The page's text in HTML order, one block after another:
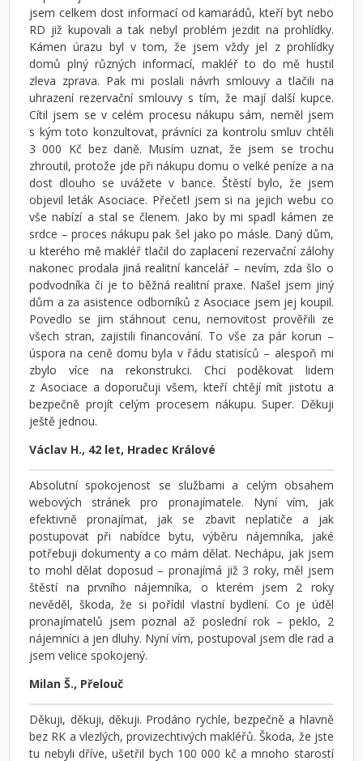
jsem celkem dost informací od kamarádů, kteří byt nebo
RD již kupovali a tak nebyl problém jezdit na prohlídky.
Kámen úrazu byl v tom, že jsem vždy jel z prohlídky
domů plný různých informací, makléř to do mě hustil
zleva zprava. Pak mi poslali návrh smlouvy a tlačili na
uhrazení rezervační smlouvy s tím, že mají další kupce.
Cítil jsem se v celém procesu nákupu sám, neměl jsem
s kým toto konzultovat, právníci za kontrolu smluv chtěli
3 000 Kč bez daně. Musím uznat, že jsem se trochu
zhroutil, protože jde při nákupu domu o velké peníze a na
dost dlouho se uvážete v bance. Štěstí bylo, že jsem
objevil leták Asociace. Přečetl jsem si na jejich webu co
vše nabízí a stal se členem. Jako by mi spadl kámen ze
srdce – proces nákupu pak šel jako po másle. Daný dům,
u kterého mě makléř tlačil do zaplacení rezervační zálohy
nakonec prodala jiná realitní kancelář – nevím, zda šlo o
podvodníka či je to běžná realitní praxe. Našel jsem jiný
dům a za asistence odborníků z Asociace jsem jej koupil.
Povedlo se jim stáhnout cenu, nemovitost prověřili ze
všech stran, zajistili financování. To vše za pár korun –
úspora na ceně domu byla v řádu statisíců – alespoň mi
zbylo více na rekonstrukci. Chci poděkovat lidem
z Asociace a doporučuji všem, kteří chtějí mít jistotu a
bezpečně projít celým procesem nákupu. Super. Děkuji
ještě jednou.
Václav H., 42 let, Hradec Králové
Absolutní spokojenost se službami a celým obsahem
webových stránek pro pronajímatele. Nyní vím, jak
efektivně pronajímat, jak se zbavit neplatiče a jak
postupovat při nabídce bytu, výběru nájemníka, jaké
potřebuji dokumenty a co mám dělat. Nechápu, jak jsem
to mohl dělat doposud – pronajímá již 3 roky, měl jsem
štěstí na prvního nájemníka, o kterém jsem 2 roky
nevěděl, škoda, že si pořídil vlastní bydlení. Co je úděl
pronajímatelů jsem poznal až poslední rok – peklo, 2
nájemníci a jen dluhy. Nyní vím, postupoval jsem dle rad a
jsem velice spokojený.
Milan Š., Přelouč
Děkuji, děkuji, děkuji. Prodáno rychle, bezpečně a hlavně
bez RK a vlezlých, provizechtivých makléřů. Škoda, že jste
tu nebyli dříve, ušetřil bych 100 000 kč a mnoho starostí